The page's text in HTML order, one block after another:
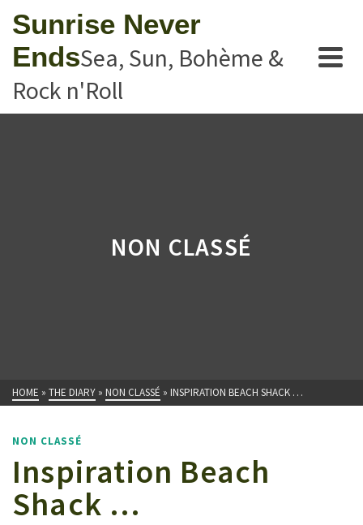
Sunrise Never
EndsSea, Sun, Bohème &
Rock n'Roll
NON CLASSÉ
HOME » THE DIARY » NON CLASSÉ » INSPIRATION BEACH SHACK …
NON CLASSÉ
Inspiration Beach
Shack …